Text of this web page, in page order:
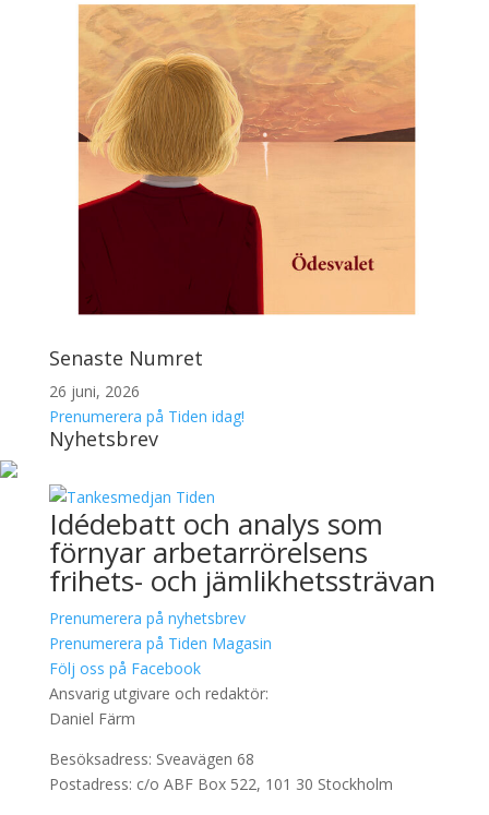
Senaste Numret
26 juni, 2026
Prenumerera på Tiden idag!
Nyhetsbrev
Idédebatt och analys som
förnyar arbetarrörelsens
frihets- och jämlikhetssträvan
Prenumerera på nyhetsbrev
Prenumerera på Tiden Magasin
Följ oss på Facebook
Ansvarig utgivare och redaktör:
Daniel Färm
Besöksadress: Sveavägen 68
Postadress: c/o ABF Box 522, 101 30 Stockholm